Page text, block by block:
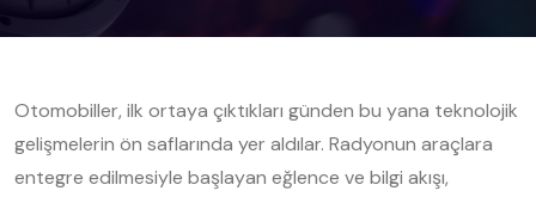
Otomobiller, ilk ortaya çıktıkları günden bu yana teknolojik
gelişmelerin ön saflarında yer aldılar. Radyonun araçlara
entegre edilmesiyle başlayan eğlence ve bilgi akışı,